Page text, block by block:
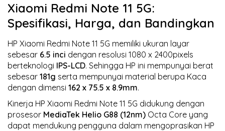
Xiaomi Redmi Note 11 5G:
Spesifikasi, Harga, dan Bandingkan
HP Xiaomi Redmi Note 11 5G memiliki ukuran layar
sebesar 6.5 inci dengan resolusi 1080 x 2400pixels
berteknologi IPS-LCD. Sehingga HP ini mempunyai berat
sebesar 181g serta mempunyai material berupa Kaca
dengan dimensi 162 x 75.5 x 8.9mm.
Kinerja HP Xiaomi Redmi Note 11 5G didukung dengan
prosesor MediaTek Helio G88 (12nm) Octa Core yang
dapat mendukung pengguna dalam mengoprasikan HP